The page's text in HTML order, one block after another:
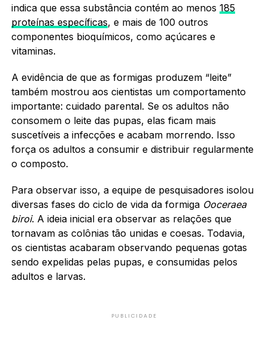
indica que essa substância contém ao menos 185
proteínas específicas, e mais de 100 outros
componentes bioquímicos, como açúcares e
vitaminas.
A evidência de que as formigas produzem “leite”
também mostrou aos cientistas um comportamento
importante: cuidado parental. Se os adultos não
consomem o leite das pupas, elas ficam mais
suscetíveis a infecções e acabam morrendo. Isso
força os adultos a consumir e distribuir regularmente
o composto.
Para observar isso, a equipe de pesquisadores isolou
diversas fases do ciclo de vida da formiga Ooceraea
biroi. A ideia inicial era observar as relações que
tornavam as colônias tão unidas e coesas. Todavia,
os cientistas acabaram observando pequenas gotas
sendo expelidas pelas pupas, e consumidas pelos
adultos e larvas.
PUBLICIDADE